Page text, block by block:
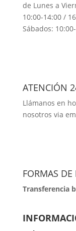
de Lunes a
10:00-14:00 /
Sábados:
ATENCIÓN
Llámanos en
nosotros via
FORMAS DE
Transferencia